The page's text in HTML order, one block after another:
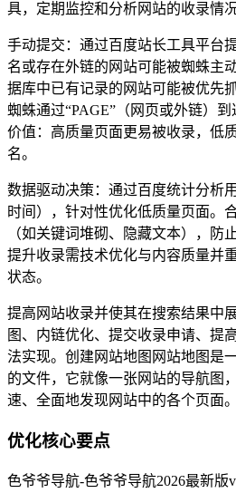
具，定期监控和分析网站的收录情况
手动提交：通过百度站长工具平台
名或存在外链的网站可能被蜘蛛主
据库中已有记录的网站可能被优先
蜘蛛通过“PAGE”（网页或外链）
价值：高质量页面更易被收录，低
名。
数据驱动决策：通过百度统计分析
时间），针对性优化低质量页面。
（如关键词堆砌、隐藏文本），防
提升收录需技术优化与内容质量并
状态。
提高网站收录并使其在搜索结果中
图、内链优化、提交收录申请、提
法实现。创建网站地图网站地图是
的文件，它就像一张网站的导航图
速、全面地发现网站中的各个页面。
优化核心要点
色爷爷导航-色爷爷导航2026最新版